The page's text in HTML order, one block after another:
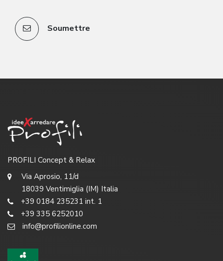
Soumettre
PROFILI Concept & Relax
Via Aprosio, 11/d
18039 Ventimiglia (IM) Italia
+39 0184 235231 int. 1
+39 335 6252010
info@profilionline.com